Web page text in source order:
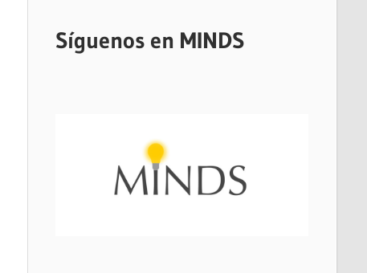
Síguenos en MINDS